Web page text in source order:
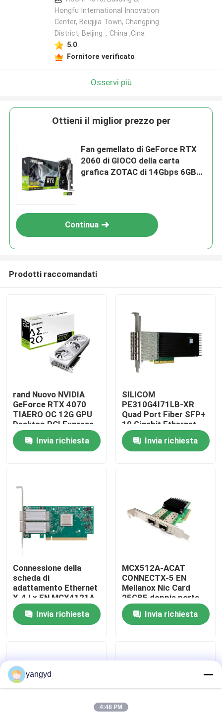
Casa.
Su di noi
Visita alla fabbrica
Contattaci
Notizie
VR Show
Server di stoccaggio di scaffale
Hongfu International Innovation
Center, Beiqijia Town, Changping
District, Beijing，China ,Cina
5.0
Fornitore verificato
Osservi più
Ottieni il miglior prezzo per
Fan gemellato di GeForce RTX
2060 di GIOCO della carta
grafica ZOTAC di 14Gbps 6GB
Continua
Prodotti raccomandati
rand Nuovo NVIDIA
GeForce RTX 4070
TIAERO OC 12G GPU
Desktop PCI Express
Interfaccia HD DP
DisplayPort Uscita
8GB Video Memo
Invia richiesta
SILICOM
PE310G4I71LB-XR
Quad Port Fiber SFP+
10 Gigabit Ethernet
PCI Express Server
Adapter Basato su
Intel® FTXL710BM1
Invia richiesta
Connessione della
scheda di
adattamento Ethernet
X-4 Lx EN MCX4121A-
ACAT GPU 2×25GbE
SFP28 PCIe 3.0×8
Invia richiesta
MCX512A-ACAT
CONNECTX-5 EN
Mellanox Nic Card
25GBE doppia porta
SFP28 PCIE3.0 X8
alto BRInvia richiesta
yangyd
4:48 PM